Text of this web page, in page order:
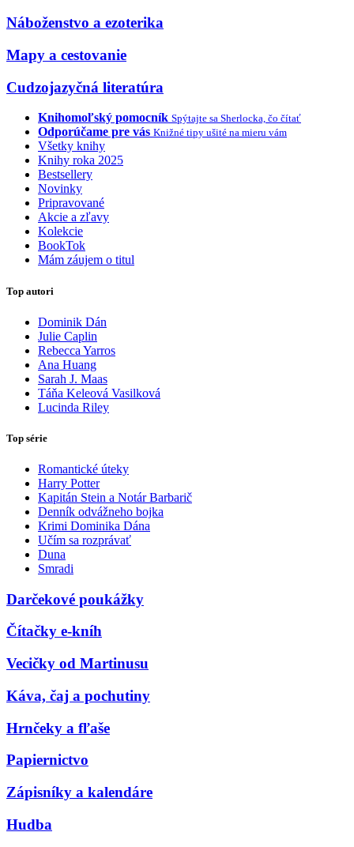
Náboženstvo a ezoterika
Mapy a cestovanie
Cudzojazyčná literatúra
Knihomoľský pomocník Spýtajte sa Sherlocka, čo čítať
Odporúčame pre vás Knižné tipy ušité na mieru vám
Všetky knihy
Knihy roka 2025
Bestsellery
Novinky
Pripravované
Akcie a zľavy
Kolekcie
BookTok
Mám záujem o titul
Top autori
Dominik Dán
Julie Caplin
Rebecca Yarros
Ana Huang
Sarah J. Maas
Táňa Keleová Vasilková
Lucinda Riley
Top série
Romantické úteky
Harry Potter
Kapitán Stein a Notár Barbarič
Denník odvážneho bojka
Krimi Dominika Dána
Učím sa rozprávať
Duna
Smradi
Darčekové poukážky
Čítačky e-kníh
Vecičky od Martinusu
Káva, čaj a pochutiny
Hrnčeky a fľaše
Papiernictvo
Zápisníky a kalendáre
Hudba